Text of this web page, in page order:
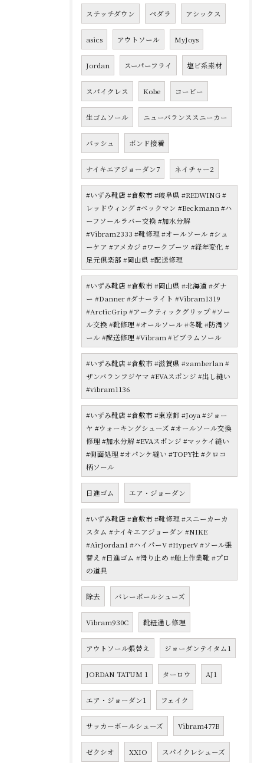
ステッチダウン ペダラ アシックス
asics アウトソール MyJoys
Jordan スーパーフライ 塩ビ系素材
スパイクレス Kobe コービー
生ゴムソール ニューバランススニーカー
バッシュ ボンド接着
ナイキエアジョーダン7 ネイチャー2
#いずみ靴店 #倉敷市 #岐阜県 #REDWING #
レッドウィング #ベックマン #Beckmann #ハ
ーフソールラバー交換 #加水分解
#Vibram2333 #靴修理 #オールソール #シュ
ーケア #アメカジ #ワークブーツ #経年変化 #
足元倶楽部 #岡山県 #配送修理
#いずみ靴店 #倉敷市 #岡山県 #北海道 #ダナ
ー #Danner #ダナーライト #Vibram1319
#ArcticGrip #アークティックグリップ #ソー
ル交換 #靴修理 #オールソール #冬靴 #防滑ソ
ール #配送修理 #Vibram #ビブラムソール
#いずみ靴店 #倉敷市 #滋賀県 #zamberlan #
ザンバランフジヤマ #EVAスポンジ #出し縫い
#vibram1136
#いずみ靴店 #倉敷市 #東京都 #Joya #ジョー
ヤ #ウォーキングシューズ #オールソール交換
修理 #加水分解 #EVAスポンジ #マッケイ縫い
#側面処理 #オパンケ縫い #TOPY社 #クロコ
柄ソール
日進ゴム エア・ジョーダン
#いずみ靴店 #倉敷市 #靴修理 #スニーカーカ
スタム #ナイキエアジョーダン #NIKE
#AirJordan1 #ハイパーV #HyperV #ソール張
替え #日進ゴム #滑り止め #船上作業靴 #プロ
の道具
除去 バレーボールシューズ
Vibram930C 靴紐通し修理
アウトソール張替え ジョーダンテイタム1
JORDAN TATUM 1 ターロウ AJ1
エア・ジョーダン1 フェイク
サッカーボールシューズ Vibram477B
ゼクシオ XXIO スパイクレシューズ